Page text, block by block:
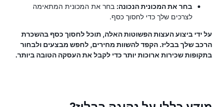
בחר את המכונית הנכונה: בחר את המכונית המתאימה
לצרכים שלך כדי לחסוך כסף.
על ידי ביצוע העצות הפשוטות האלה, תוכל לחסוך כסף בהשכרת
הרכב שלך בבליז. הקפד להשוות מחירים, לחפש מבצעים ולבחור
בתקופות שכירות ארוכות יותר כדי לקבל את העסקה הטובה ביותר.